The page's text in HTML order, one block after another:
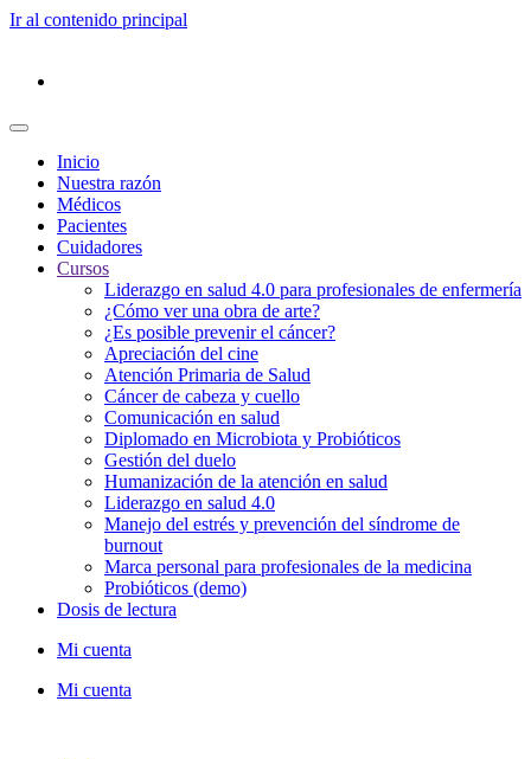
Ir al contenido principal
Inicio
Nuestra razón
Médicos
Pacientes
Cuidadores
Cursos
Liderazgo en salud 4.0 para profesionales de enfermería
¿Cómo ver una obra de arte?
¿Es posible prevenir el cáncer?
Apreciación del cine
Atención Primaria de Salud
Cáncer de cabeza y cuello
Comunicación en salud
Diplomado en Microbiota y Probióticos
Gestión del duelo
Humanización de la atención en salud
Liderazgo en salud 4.0
Manejo del estrés y prevención del síndrome de
burnout
Marca personal para profesionales de la medicina
Probióticos (demo)
Dosis de lectura
Mi cuenta
Mi cuenta